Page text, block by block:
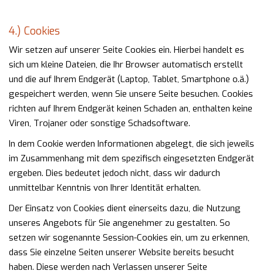
4.) Cookies
Wir setzen auf unserer Seite Cookies ein. Hierbei handelt es
sich um kleine Dateien, die Ihr Browser automatisch erstellt
und die auf Ihrem Endgerät (Laptop, Tablet, Smartphone o.ä.)
gespeichert werden, wenn Sie unsere Seite besuchen. Cookies
richten auf Ihrem Endgerät keinen Schaden an, enthalten keine
Viren, Trojaner oder sonstige Schadsoftware.
In dem Cookie werden Informationen abgelegt, die sich jeweils
im Zusammenhang mit dem spezifisch eingesetzten Endgerät
ergeben. Dies bedeutet jedoch nicht, dass wir dadurch
unmittelbar Kenntnis von Ihrer Identität erhalten.
Der Einsatz von Cookies dient einerseits dazu, die Nutzung
unseres Angebots für Sie angenehmer zu gestalten. So
setzen wir sogenannte Session-Cookies ein, um zu erkennen,
dass Sie einzelne Seiten unserer Website bereits besucht
haben. Diese werden nach Verlassen unserer Seite